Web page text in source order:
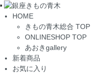
Toggle
navigation
HOME
きもの青木総合 TOP
ONLINESHOP TOP
あおきgallery
新着商品
お気に入り